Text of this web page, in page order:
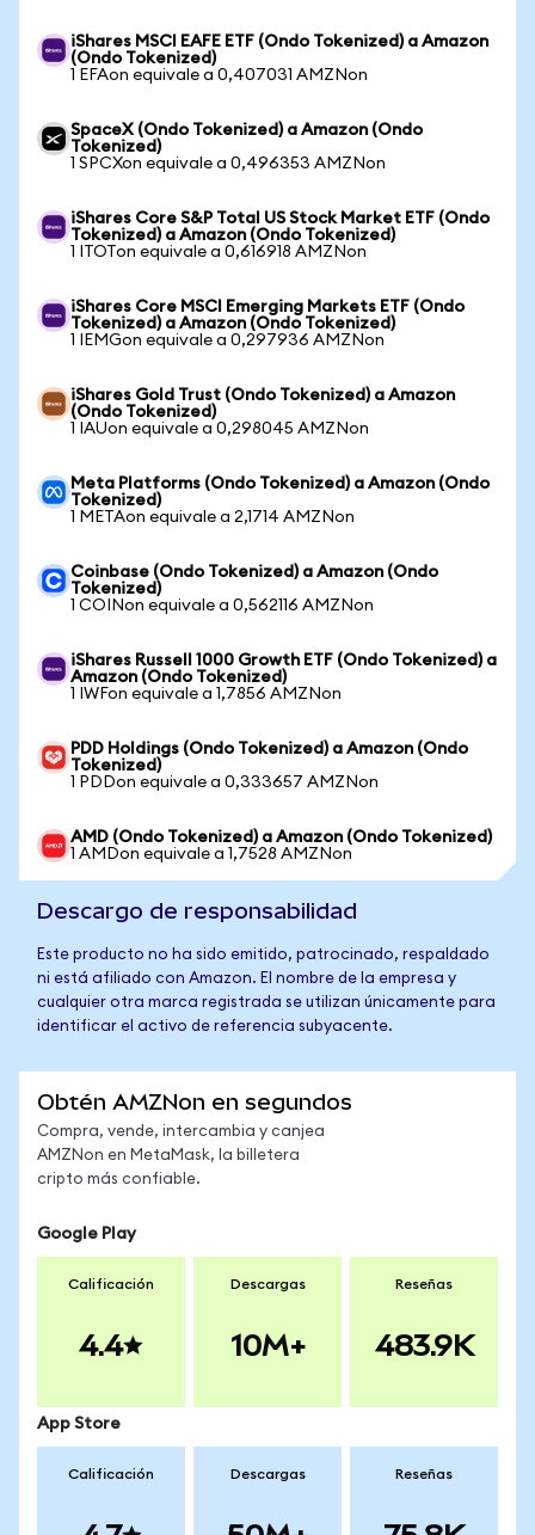
iShares MSCI EAFE ETF (Ondo Tokenized) a Amazon
(Ondo Tokenized)
1 EFAon equivale a 0,407031 AMZNon
SpaceX (Ondo Tokenized) a Amazon (Ondo
Tokenized)
1 SPCXon equivale a 0,496353 AMZNon
iShares Core S&P Total US Stock Market ETF (Ondo
Tokenized) a Amazon (Ondo Tokenized)
1 ITOTon equivale a 0,616918 AMZNon
iShares Core MSCI Emerging Markets ETF (Ondo
Tokenized) a Amazon (Ondo Tokenized)
1 IEMGon equivale a 0,297936 AMZNon
iShares Gold Trust (Ondo Tokenized) a Amazon
(Ondo Tokenized)
1 IAUon equivale a 0,298045 AMZNon
Meta Platforms (Ondo Tokenized) a Amazon (Ondo
Tokenized)
1 METAon equivale a 2,1714 AMZNon
Coinbase (Ondo Tokenized) a Amazon (Ondo
Tokenized)
1 COINon equivale a 0,562116 AMZNon
iShares Russell 1000 Growth ETF (Ondo Tokenized) a
Amazon (Ondo Tokenized)
1 IWFon equivale a 1,7856 AMZNon
PDD Holdings (Ondo Tokenized) a Amazon (Ondo
Tokenized)
1 PDDon equivale a 0,333657 AMZNon
AMD (Ondo Tokenized) a Amazon (Ondo Tokenized)
1 AMDon equivale a 1,7528 AMZNon
Descargo de responsabilidad
Este producto no ha sido emitido, patrocinado, respaldado
ni está afiliado con Amazon. El nombre de la empresa y
cualquier otra marca registrada se utilizan únicamente para
identificar el activo de referencia subyacente.
Obtén AMZNon en segundos
Compra, vende, intercambia y canjea
AMZNon en MetaMask, la billetera
cripto más confiable.
Google Play
Calificación
4.4
Descargas
10M+
Reseñas
483.9K
App Store
Calificación Descargas Reseñas